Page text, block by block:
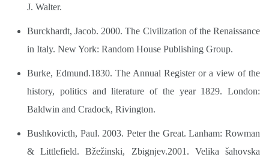
J. Walter.
Burckhardt, Jacob. 2000. The Civilization of the Renaissance
in Italy. New York: Random House Publishing Group.
Burke, Edmund.1830. The Annual Register or a view of the
history, politics and literature of the year 1829. London:
Baldwin and Cradock, Rivington.
Bushkovicth, Paul. 2003. Peter the Great. Lanham: Rowman
& Littlefield. Bžežinski, Zbignjev.2001. Velika šahovska